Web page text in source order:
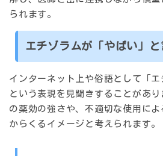
られます。
エチゾラムが「やばい」
インターネット上や俗語として「エ
という表現を見聞きすることがあ
の薬効の強さや、不適切な使用に
からくるイメージと考えられます。